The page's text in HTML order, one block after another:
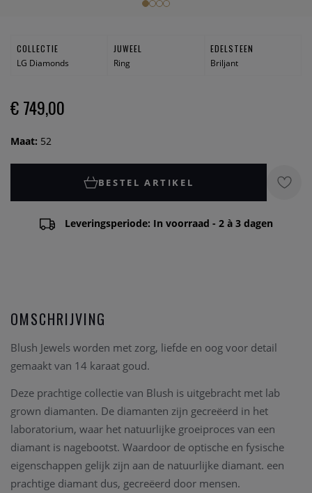
COLLECTIE
LG Diamonds
JUWEEL
Ring
EDELSTEEN
Briljant
€ 749,00
Maat: 52
BESTEL ARTIKEL
Leveringsperiode: In voorraad - 2 à 3 dagen
OMSCHRIJVING
Blush Jewels worden met zorg, liefde en oog voor detail
gemaakt van 14 karaat goud.
Deze prachtige collectie van Blush is uitgebracht met lab
grown diamanten. De diamanten zijn gecreëerd in het
laboratorium, waar het natuurlijke groeiproces van een
diamant is nagebootst. Waardoor de optische en fysische
eigenschappen gelijk zijn aan de natuurlijke diamant. een
prachtige diamant dus, gecreëerd door mensen.